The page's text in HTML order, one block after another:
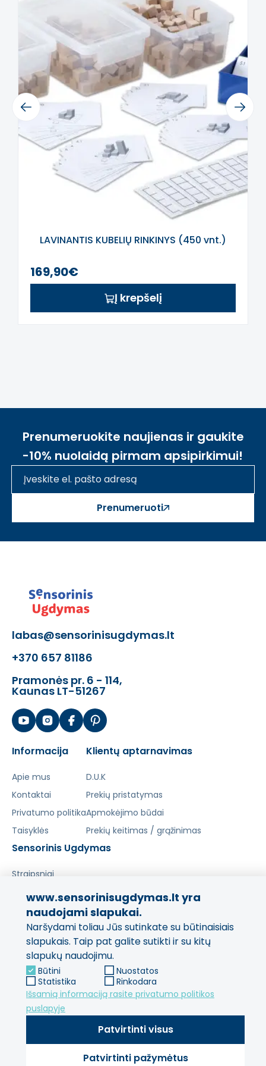
mąstymą.
Charakteristikos:
- žaislas skirtas vaikams nuo 3 metų
- žaisle yra daugybė veiklų: užraktai,
langai, ratukai, puslapis, laikrodis
- pagamintas iš medžio, nudažytas
saugiais ir atspariais dažais
Šis žaislas vysto:
- smulkieji motoriniai įgūdžiai
- rankų įgūdžiai
Šis aprašymas išverstas naudojant dirbtinį
intelektą. Atsiprašome už galimas klaidas,
vyksta redagavimas.
Previous
LAVINANTIS KUBELIŲ RINKINYS (450 vnt.)
169,90€
Į krepšelį
Next
Prenumeruokite naujienas ir gaukite
-10% nuolaidą pirmam apsipirkimui!
Prenumeruoti
labas@sensorinisugdymas.lt
+370 657 81186
Pramonės pr. 6 - 114,
Kaunas LT-51267
Informacija
Apie mus
Kontaktai
Privatumo politika
Taisyklės
Klientų aptarnavimas
D.U.K
Prekių pristatymas
Apmokėjimo būdai
Prekių keitimas / grąžinimas
Sensorinis Ugdymas
Straipsniai
Pasidalinkite savo patirtimi!
Jūsų nuomonė svarbi mums
ir kitiems pirkėjams.
Palikti atsiliepimą
© 2013 - 2026 SensorinisUgdymas Visos teisės saugomos.
www.sensorinisugdymas.lt yra
naudojami slapukai.
Naršydami toliau Jūs sutinkate su būtinaisiais
slapukais. Taip pat galite sutikti ir su kitų
slapukų naudojimu.
Būtini
Nuostatos
Statistika
Rinkodara
Išsamią informaciją rasite privatumo politikos
puslapyje
Patvirtinti visus
Patvirtinti pažymėtus